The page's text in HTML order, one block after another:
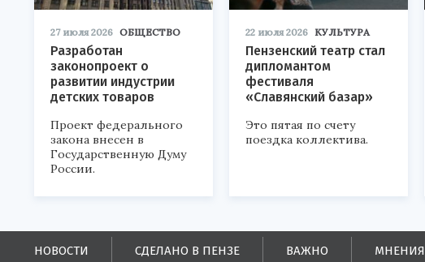
27 июля 2026 ОБЩЕСТВО
Разработан
законопроект о
развитии индустрии
детских товаров
Проект федерального
закона внесен в
Государственную Думу
России.
22 июля 2026 КУЛЬТУРА
Пензенский театр стал
дипломантом
фестиваля
«Славянский базар»
Это пятая по счету
поездка коллектива.
НОВОСТИ СДЕЛАНО В ПЕНЗЕ ВАЖНО МНЕНИЯ